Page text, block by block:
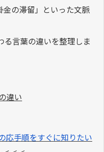
金の滞留」といった文脈
言葉の違いを整理しま
違い
応手順をすぐに知りたい